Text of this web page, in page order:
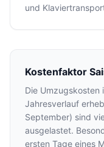
und
Kostenfaktor
Die Umzugskosten
Jahresverlauf
September) sind
ausgelastet.
ersten Tage eines